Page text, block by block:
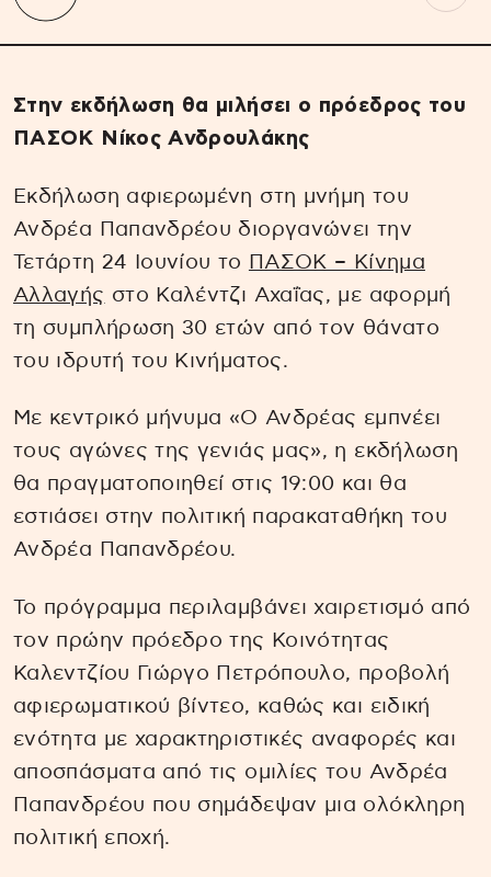
Στην εκδήλωση θα μιλήσει ο πρόεδρος του
ΠΑΣΟΚ Νίκος Ανδρουλάκης
Εκδήλωση αφιερωμένη στη μνήμη του
Ανδρέα Παπανδρέου διοργανώνει την
Τετάρτη 24 Ιουνίου το ΠΑΣΟΚ – Κίνημα
Αλλαγής στο Καλέντζι Αχαΐας, με αφορμή
τη συμπλήρωση 30 ετών από τον θάνατο
του ιδρυτή του Κινήματος.
Με κεντρικό μήνυμα «Ο Ανδρέας εμπνέει
τους αγώνες της γενιάς μας», η εκδήλωση
θα πραγματοποιηθεί στις 19:00 και θα
εστιάσει στην πολιτική παρακαταθήκη του
Ανδρέα Παπανδρέου.
Το πρόγραμμα περιλαμβάνει χαιρετισμό από
τον πρώην πρόεδρο της Κοινότητας
Καλεντζίου Γιώργο Πετρόπουλο, προβολή
αφιερωματικού βίντεο, καθώς και ειδική
ενότητα με χαρακτηριστικές αναφορές και
αποσπάσματα από τις ομιλίες του Ανδρέα
Παπανδρέου που σημάδεψαν μια ολόκληρη
πολιτική εποχή.